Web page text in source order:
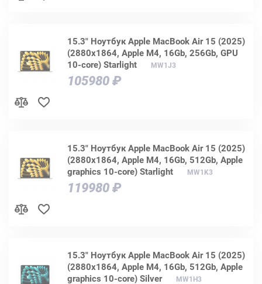
15.3" Ноутбук Apple MacBook Air 15 (2025)
(2880x1864, Apple M4, 16Gb, 256Gb, GPU
10-core) Starlight
MW1J3
105980 ₽
15.3" Ноутбук Apple MacBook Air 15 (2025)
(2880x1864, Apple M4, 16Gb, 512Gb, Apple
graphics 10-core) Starlight
MW1K3
119980 ₽
15.3" Ноутбук Apple MacBook Air 15 (2025)
(2880x1864, Apple M4, 16Gb, 512Gb, Apple
graphics 10-core) Silver
MW1H3